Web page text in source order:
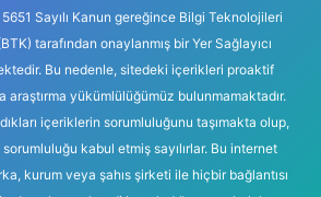
Sayılı Kanun gereğince Bilgi Teknolojileri
tarafından onaylanmış bir Yer Sağlayıcı
Bu nedenle, sitedeki içerikleri proaktif
araştırma yükümlülüğümüz bulunmamaktadır.
içeriklerin sorumluluğunu taşımakta olup,
kabul etmiş sayılırlar. Bu internet
kurum veya şahıs şirketi ile hiçbir bağlantısı